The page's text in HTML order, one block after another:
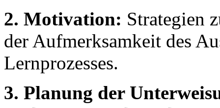
2. Motivation: Strategien
der Aufmerksamkeit des
Lernprozesses.
3. Planung der